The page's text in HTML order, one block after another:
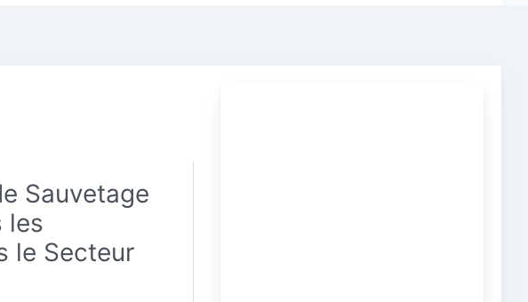
Sauvetage
les
le Secteur